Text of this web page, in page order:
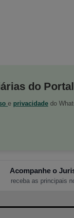
do
e privacidade do
Acompanhe o
receba as principais